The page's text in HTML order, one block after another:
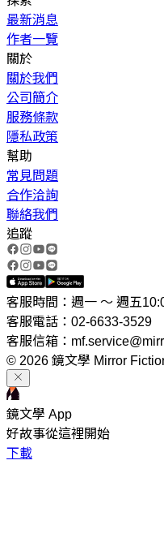
最新消息
作者一覽
關於
關於我們
公司簡介
服務條款
隱私政策
幫助
常見問題
合作洽詢
聯絡我們
追蹤
客服時間：週一 ～ 週五
客服電話：02-6633-3529
客服信箱：
© 2026 鏡文學 Mirror
鏡文學 App
好故事從這裡開始
下載